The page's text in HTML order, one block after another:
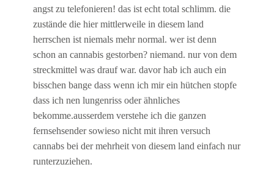
angst zu telefonieren! das ist echt total schlimm. die
zustände die hier mittlerweile in diesem land
herrschen ist niemals mehr normal. wer ist denn
schon an cannabis gestorben? niemand. nur von dem
streckmittel was drauf war. davor hab ich auch ein
bisschen bange dass wenn ich mir ein hütchen stopfe
dass ich nen lungenriss oder ähnliches
bekomme.ausserdem verstehe ich die ganzen
fernsehsender sowieso nicht mit ihren versuch
cannabs bei der mehrheit von diesem land einfach nur
runterzuziehen.